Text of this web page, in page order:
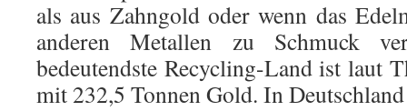
als aus Zahngold oder wenn das
anderen Metallen zu Schmuck
bedeutendste Recycling-Land ist laut
mit 232,5 Tonnen Gold. In